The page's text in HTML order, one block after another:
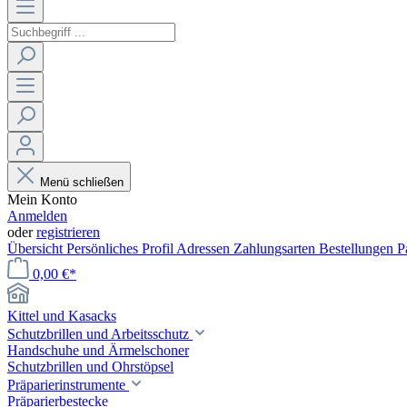
Menü schließen
Mein Konto
Anmelden
oderregistrieren
Übersicht Persönliches Profil Adressen Zahlungsarten Bestellungen
0,00 €*
Kittel und Kasacks
Schutzbrillen und Arbeitsschutz
Handschuhe und Ärmelschoner
Schutzbrillen und Ohrstöpsel
Präparierinstrumente
Präparierbestecke